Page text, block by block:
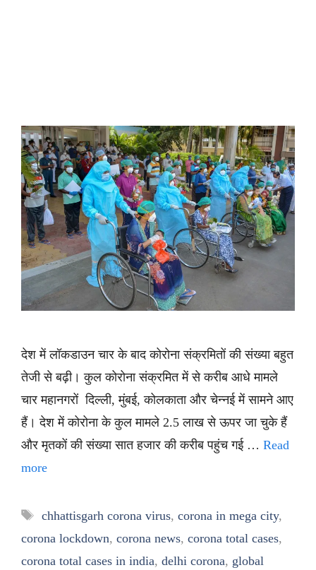
देश में लॉकडाउन चार के बाद कोरोना संक्रमितों की संख्या बहुत
तेजी से बढ़ी। कुल कोरोना संक्रमित में से करीब आधे मामले
चार महानगरों दिल्ली, मुंबई, कोलकाता और चेन्नई में सामने आए
हैं। देश में कोरोना के कुल मामले 2.5 लाख से ऊपर जा चुके हैं
और मृतकों की संख्या सात हजार की करीब पहुंच गई … Read
more
Tags
chhattisgarh corona virus, corona in mega city,
corona lockdown, corona news, corona total cases,
corona total cases in india, delhi corona, global